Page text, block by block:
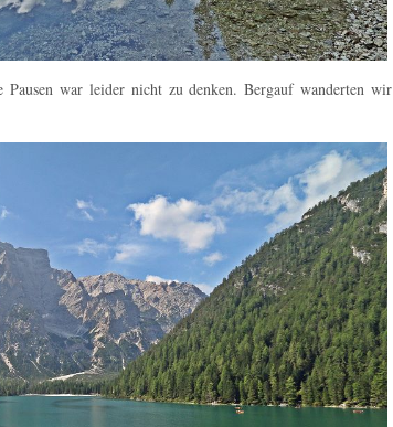
war leider nicht zu denken. Bergauf wanderten wir